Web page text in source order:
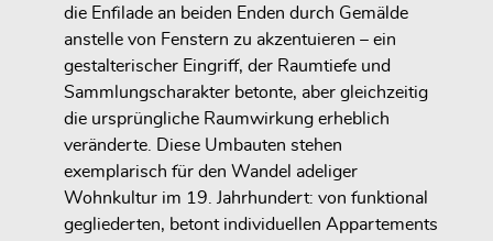
die Enfilade an beiden Enden durch Gemälde
anstelle von Fenstern zu akzentuieren – ein
gestalterischer Eingriff, der Raumtiefe und
Sammlungscharakter betonte, aber gleichzeitig
die ursprüngliche Raumwirkung erheblich
veränderte. Diese Umbauten stehen
exemplarisch für den Wandel adeliger
Wohnkultur im 19. Jahrhundert: von funktional
gegliederten, betont individuellen Appartements